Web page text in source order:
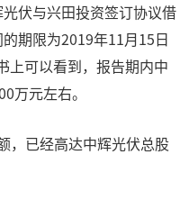
伏与兴田投资签订协议借
期限为2019年11月15日
上可以看到，报告期内中
万元左右。
，已经高达中辉光伏总股